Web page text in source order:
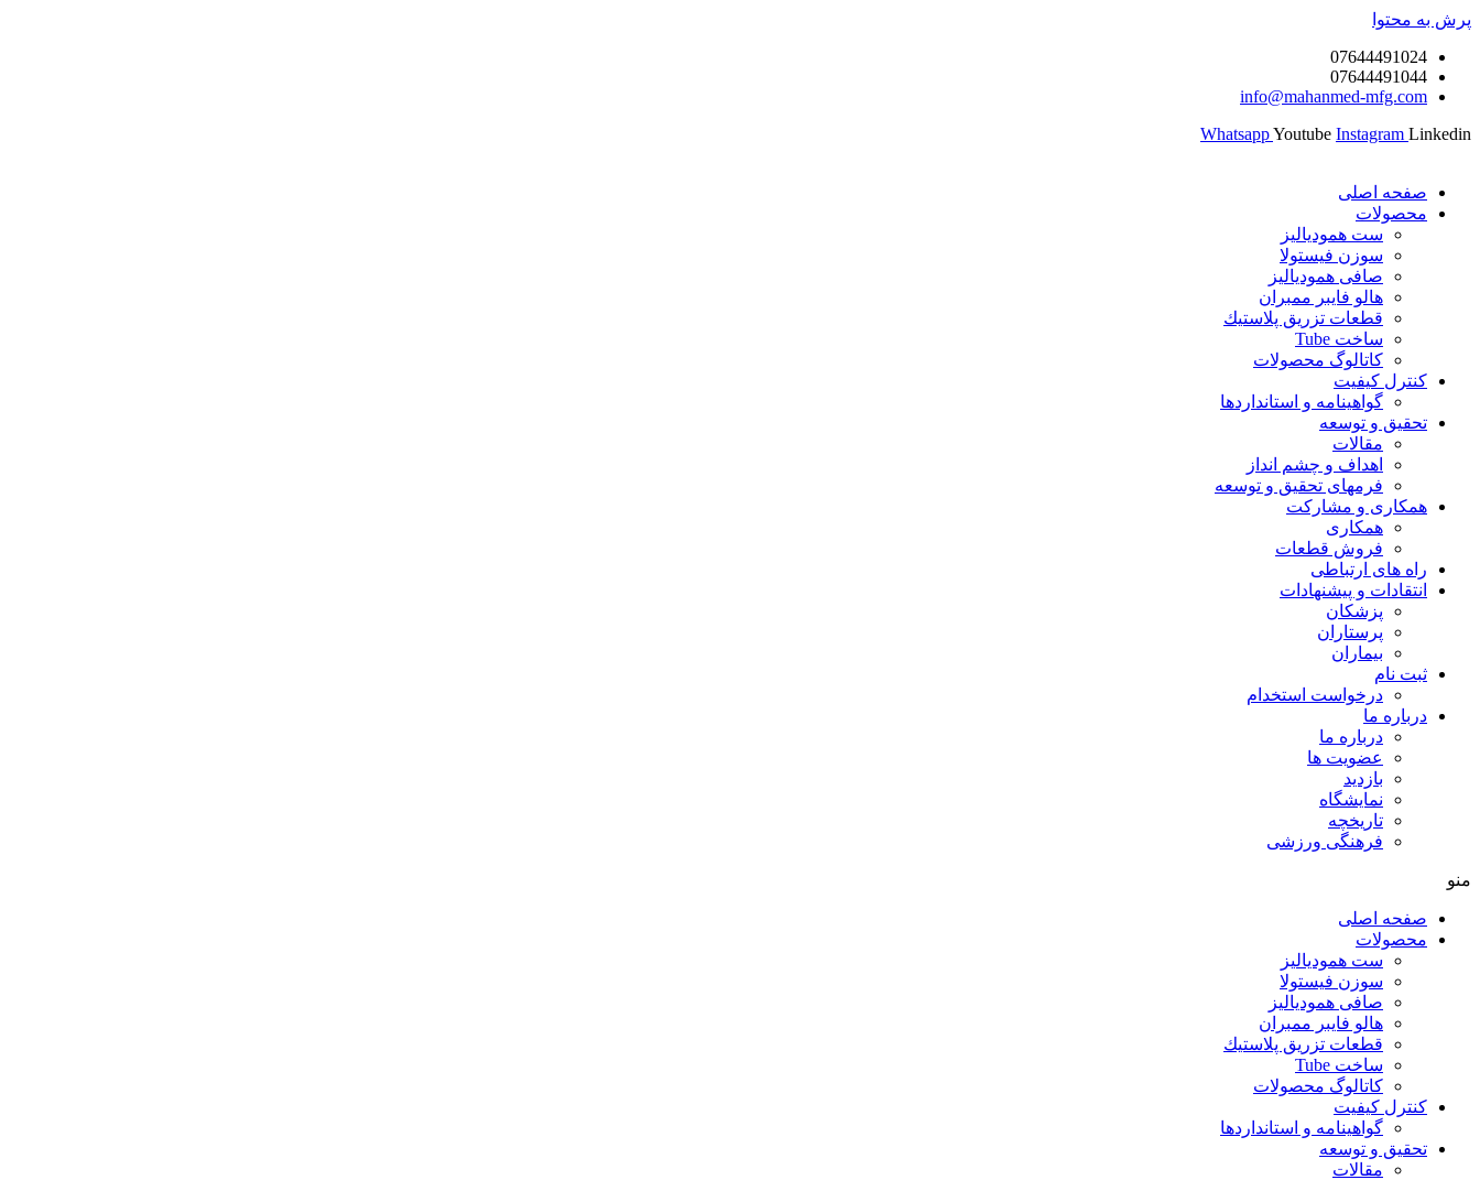
پرش به محتوا
07644491024
07644491044
info@mahanmed-mfg.com
WhatsappYoutube Instagram Linkedin
صفحه اصلی
محصولات
ست همودیالیز
سوزن فیستولا
صافی همودیالیز
هالو فایبر ممبران
قطعات تزريق پلاستيك
ساخت Tube
کاتالوگ محصولات
کنترل کیفیت
گواهينامه و استانداردها
تحقيق و توسعه
مقالات
اهداف و چشم انداز
فرمهای تحقیق و توسعه
همکاری و مشارکت
همکاری
فروش قطعات
راه های ارتباطی
انتقادات و پيشنهادات
پزشكان
پرستاران
بيماران
ثبت نام
درخواست استخدام
درباره ما
درباره ما
عضویت ها
بازدید
نمایشگاه
تاريخچه
فرهنگی ورزشی
منو
صفحه اصلی
محصولات
ست همودیالیز
سوزن فیستولا
صافی همودیالیز
هالو فایبر ممبران
قطعات تزريق پلاستيك
ساخت Tube
کاتالوگ محصولات
کنترل کیفیت
گواهينامه و استانداردها
تحقيق و توسعه
مقالات